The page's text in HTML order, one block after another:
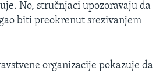
No, stručnjaci upozoravaju da
biti preokrenut srezivanjem
organizacije pokazuje da